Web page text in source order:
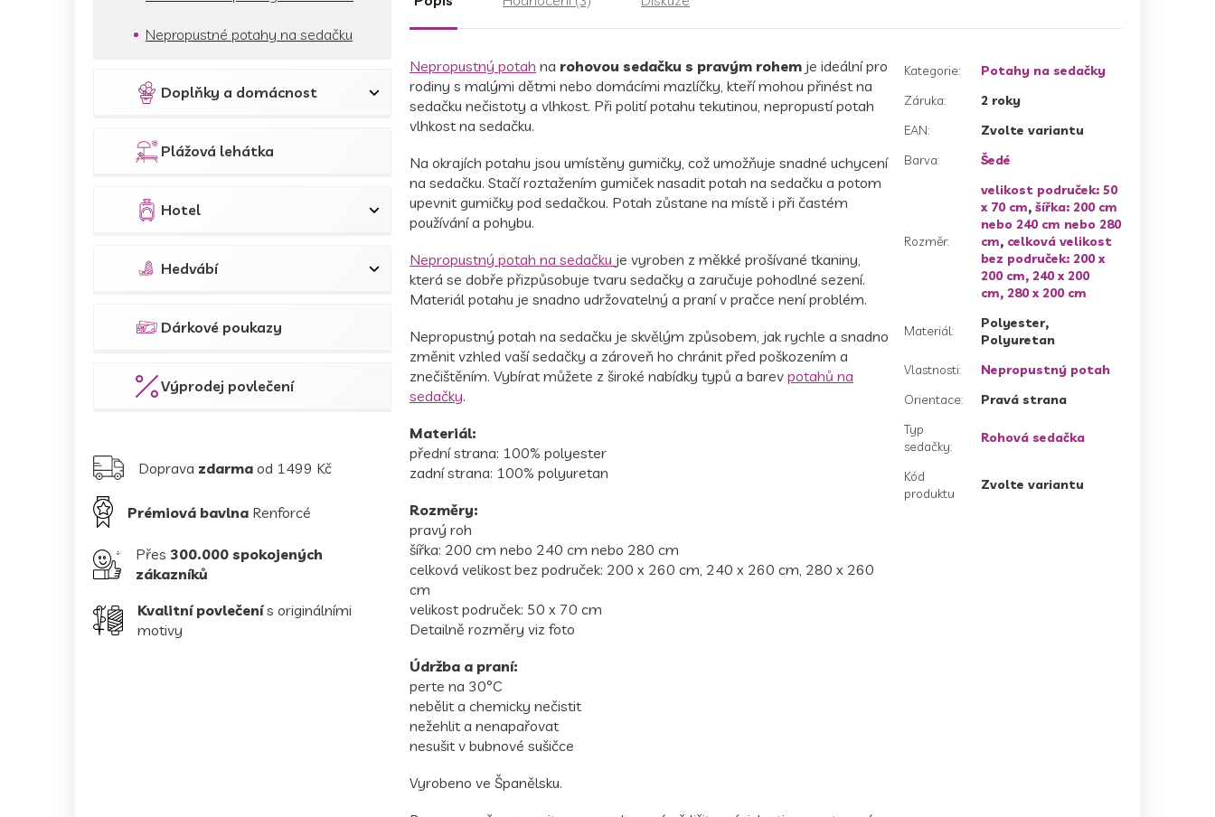
Nepropustné potahy na sedačku
Doplňky a domácnost
Plážová lehátka
Hotel
Hedvábí
Dárkové poukazy
Výprodej povlečení
Doprava zdarma od 1499 Kč
Prémiová bavlna Renforcé
Přes 300.000 spokojených
zákazníků
Kvalitní povlečenís originálními
motivy
Nepropustný potah na rohovou sedačku s pravým rohem je ideální pro
rodiny s malými dětmi nebo domácími mazlíčky, kteří mohou přinést na
sedačku nečistoty a vlhkost. Při polití potahu tekutinou, nepropustí potah
vlhkost na sedačku.
Na okrajích potahu jsou umístěny gumičky, což umožňuje snadné uchycení
na sedačku. Stačí roztažením gumiček nasadit potah na sedačku a potom
upevnit gumičky pod sedačkou. Potah zůstane na místě i při častém
používání a pohybu.
Nepropustný potah na sedačku je vyroben z měkké prošívané tkaniny,
která se dobře přizpůsobuje tvaru sedačky a zaručuje pohodlné sezení.
Materiál potahu je snadno udržovatelný a praní v pračce není problém.
Nepropustný potah na sedačku je skvělým způsobem, jak rychle a snadno
změnit vzhled vaší sedačky a zároveň ho chránit před poškozením a
znečištěním. Vybírat můžete z široké nabídky typů a barev potahů na
sedačky.
Materiál:
přední strana: 100% polyester
zadní strana: 100% polyuretan
Rozměry:
pravý roh
šířka: 200 cm nebo 240 cm nebo 280 cm
celková velikost bez područek: 200 x 260 cm, 240 x 260 cm, 280 x 260
cm
velikost područek: 50 x 70 cm
Detailně rozměry viz foto
Údržba a praní:
perte na 30°C
nebělit a chemicky nečistit
nežehlit a nenapařovat
nesušit v bubnové sušičce
Vyrobeno ve Španělsku.
Kategorie:
Potahy na sedačky
Záruka:
2 roky
EAN:
Zvolte variantu
Barva: Šedé
Rozměr:
velikost područek: 50
x 70 cm,šířka: 200 cm
nebo 240 cm nebo 280
cm, celková velikost
bez područek: 200 x
200 cm, 240 x 200
cm, 280 x 200 cm
Materiál:
Polyester,
Polyuretan
Vlastnosti:
Nepropustný potah
Orientace:
Pravá strana
Typ
sedačky:
Rohová sedačka
Kód
produktu
Zvolte variantu